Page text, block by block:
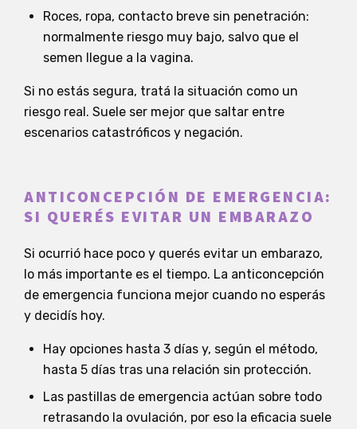
Roces, ropa, contacto breve sin penetración:
normalmente riesgo muy bajo, salvo que el
semen llegue a la vagina.
Si no estás segura, tratá la situación como un
riesgo real. Suele ser mejor que saltar entre
escenarios catastróficos y negación.
ANTICONCEPCIÓN DE EMERGENCIA:
SI QUERÉS EVITAR UN EMBARAZO
Si ocurrió hace poco y querés evitar un embarazo,
lo más importante es el tiempo. La anticoncepción
de emergencia funciona mejor cuando no esperás
y decidís hoy.
Hay opciones hasta 3 días y, según el método,
hasta 5 días tras una relación sin protección.
Las pastillas de emergencia actúan sobre todo
retrasando la ovulación, por eso la eficacia suele